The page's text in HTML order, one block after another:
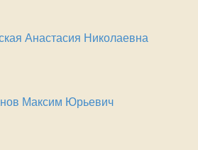
Анастасия Николаевна
Максим Юрьевич